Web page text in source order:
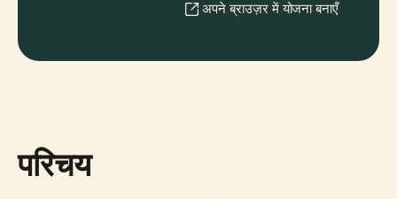
अपने ब्राउज़र में योजना बनाएँ
परिचय